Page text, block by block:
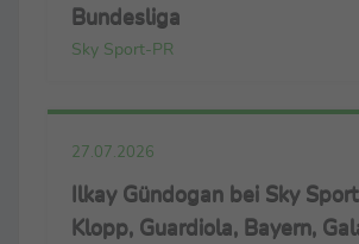
Bundesliga
Sky Sport-PR
27.07.2026
Ilkay Gündogan bei Sky
Klopp, Guardiola, Bayern,